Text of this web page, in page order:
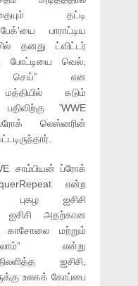
தட்டி
பாராட்டிய
தனது ட்விட்டர்
போட்டியை வெல்,
செய்” என
மத்தியில் கடும்
'WWE
லெஸ்னரின்
சாம்பியன் ப்ரோக்
என்ற
ஐசிசி
ஐசிசி அதற்கான
மற்றும்
என்று
ஐசிசி,
உலகக் கோப்பை